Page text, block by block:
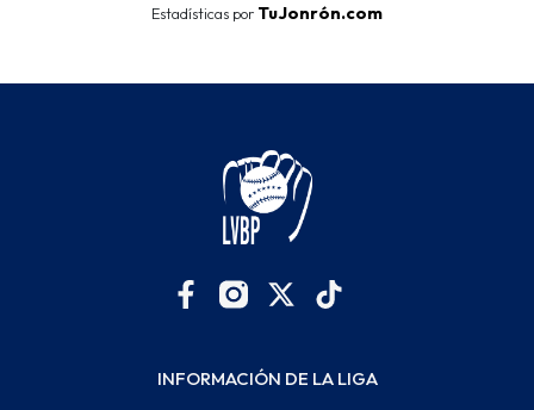
Estadísticas por TuJonrón.com
INFORMACIÓN DE LA LIGA